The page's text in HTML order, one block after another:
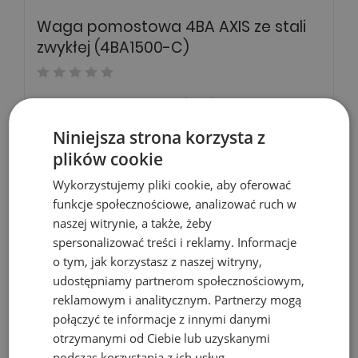
Waga pomostowa 4BA AXIS ze stali
zwykłej (4BA1500-C)
Zobacz więcej
Niniejsza strona korzysta z
plików cookie
Wykorzystujemy pliki cookie, aby oferować
funkcje społecznościowe, analizować ruch w
naszej witrynie, a także, żeby
spersonalizować treści i reklamy. Informacje
o tym, jak korzystasz z naszej witryny,
udostępniamy partnerom społecznościowym,
reklamowym i analitycznym. Partnerzy mogą
połączyć te informacje z innymi danymi
otrzymanymi od Ciebie lub uzyskanymi